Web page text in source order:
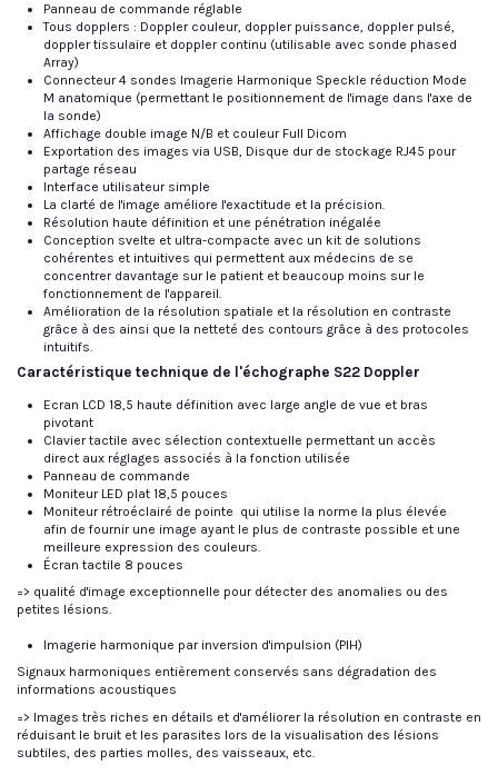
Panneau de commande réglable
Tous dopplers : Doppler couleur, doppler puissance, doppler pulsé,
doppler tissulaire et doppler continu (utilisable avec sonde phased
Array)
Connecteur 4 sondes Imagerie Harmonique Speckle réduction Mode
M anatomique (permettant le positionnement de l'image dans l'axe de
la sonde)
Affichage double image N/B et couleur Full Dicom
Exportation des images via USB, Disque dur de stockage RJ45 pour
partage réseau
Interface utilisateur simple
La clarté de l'image améliore l'exactitude et la précision.
Résolution haute définition et une pénétration inégalée
Conception svelte et ultra-compacte avec un kit de solutions
cohérentes et intuitives qui permettent aux médecins de se
concentrer davantage sur le patient et beaucoup moins sur le
fonctionnement de l'appareil.
Amélioration de la résolution spatiale et la résolution en contraste
grâce à des ainsi que la netteté des contours grâce à des protocoles
intuitifs.
Caractéristique technique de l'échographe S22 Doppler
Ecran LCD 18,5 haute définition avec large angle de vue et bras
pivotant
Clavier tactile avec sélection contextuelle permettant un accès
direct aux réglages associés à la fonction utilisée
Panneau de commande
Moniteur LED plat 18,5 pouces
Moniteur rétroéclairé de pointe qui utilise la norme la plus élevée
afin de fournir une image ayant le plus de contraste possible et une
meilleure expression des couleurs.
Écran tactile 8 pouces
=> qualité d'image exceptionnelle pour détecter des anomalies ou des
petites lésions.
Imagerie harmonique par inversion d'impulsion (PIH)
Signaux harmoniques entièrement conservés sans dégradation des
informations acoustiques
=> Images très riches en détails et d'améliorer la résolution en contraste en
réduisant le bruit et les parasites lors de la visualisation des lésions
subtiles, des parties molles, des vaisseaux, etc.